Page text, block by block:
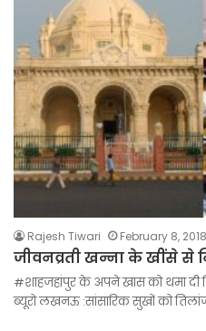
Rajesh Tiwari February 8, 2018
जीवनव्रती खन्ना के खींसे से
#शाहजहांपुर के अपने खास को थमा
ब्यूरो लखनऊ :सांसारिक सुखों को